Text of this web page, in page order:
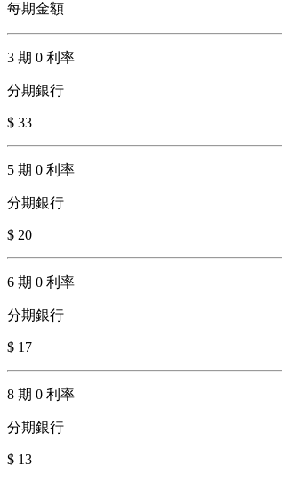
每期金額
3 期 0 利率
分期銀行
$ 33
5 期 0 利率
分期銀行
$ 20
6 期 0 利率
分期銀行
$ 17
8 期 0 利率
分期銀行
$ 13